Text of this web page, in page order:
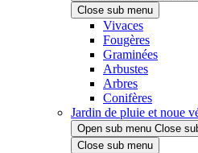
Close sub menu
Vivaces
Fougères
Graminées
Arbustes
Arbres
Conifères
Jardin de pluie et noue
Open sub menu Close
Close sub menu